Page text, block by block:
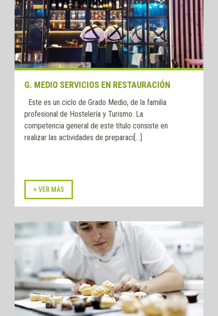
G. MEDIO SERVICIOS EN RESTAURACIÓN
Este es un ciclo de Grado Medio, de la familia
profesional de Hostelería y Turismo. La
competencia general de este título consiste en
realizar las actividades de preparaci[...]